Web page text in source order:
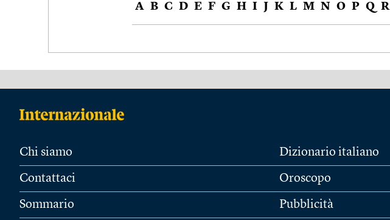
A B C D E F G H I J K L M N O P Q R
Chi siamo
Contattaci
Sommario
Dizionario italiano
Oroscopo
Pubblicità